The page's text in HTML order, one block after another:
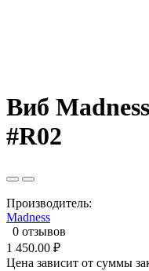
Виб
#R02
Производитель:
Madness
0 отзывов
1 450.00 ₽
Цена зависит от суммы